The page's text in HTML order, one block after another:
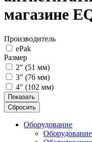
магазине
Производитель
ePak
Размер
2" (51 мм)
3" (76 мм)
4" (102 мм)
Показать
Сбросить
Оборудование